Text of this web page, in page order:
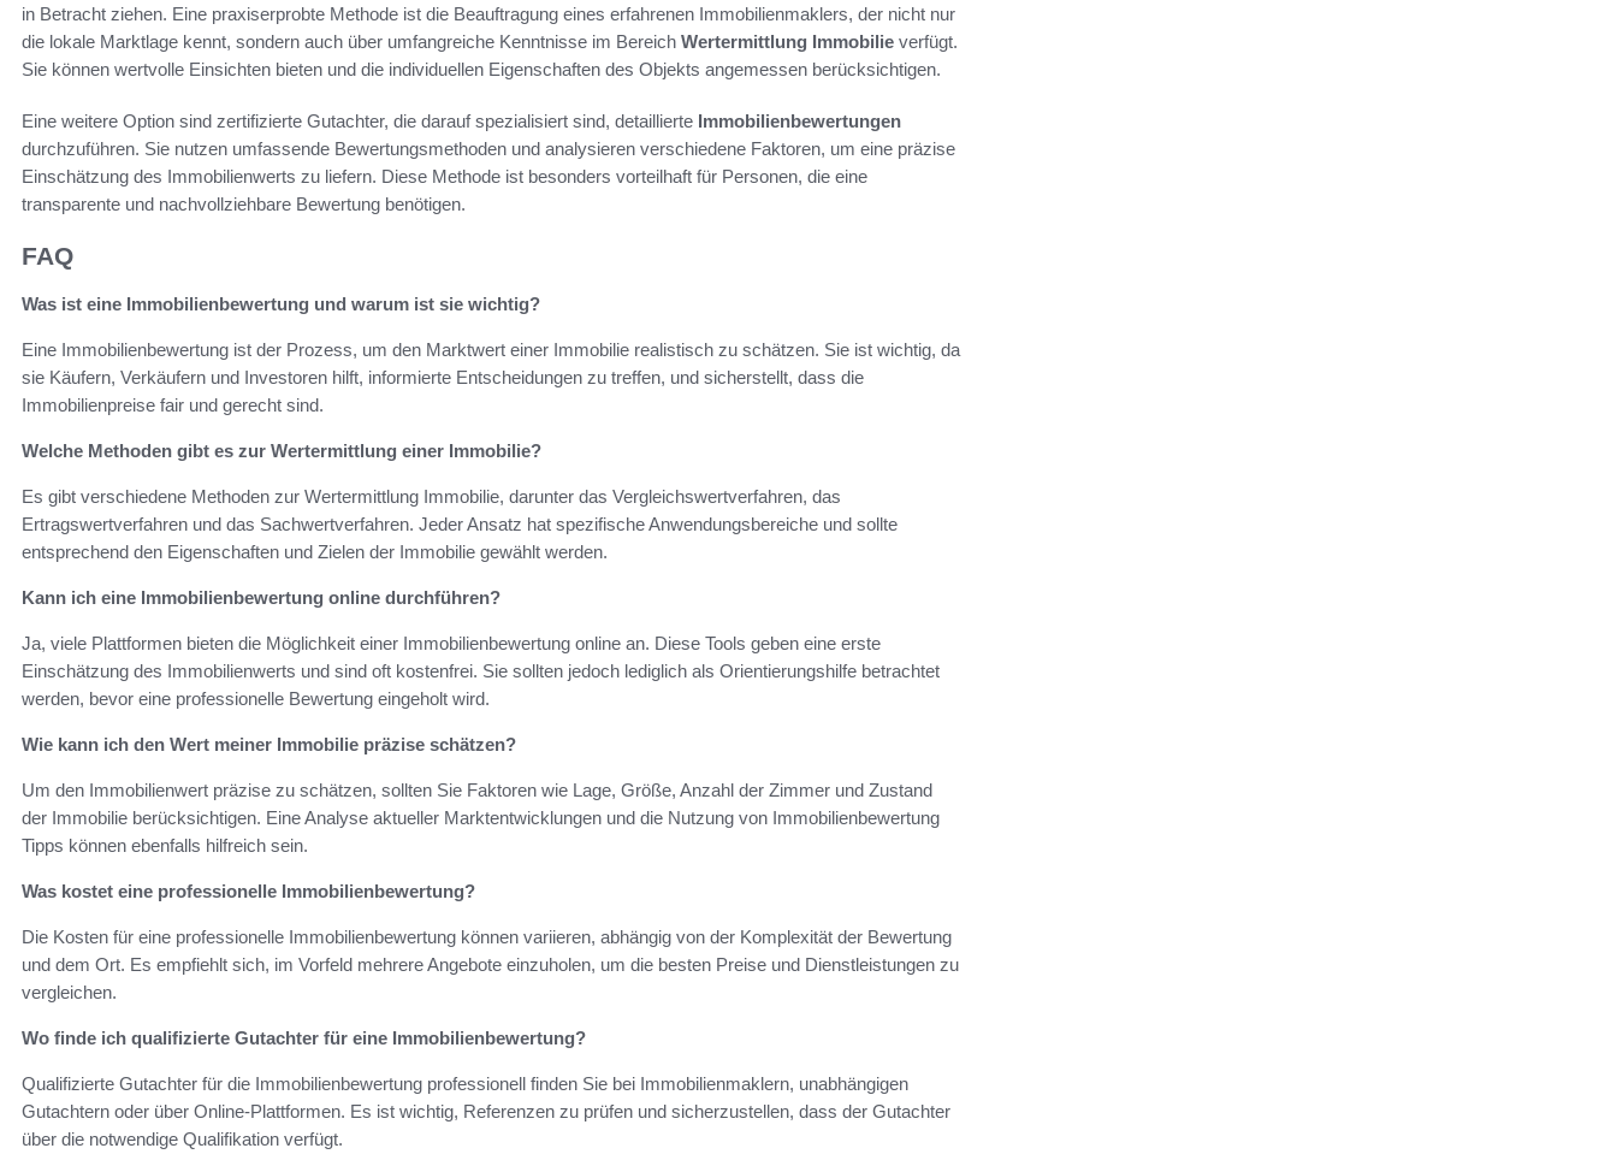
in Betracht ziehen. Eine praxiserprobte Methode ist die Beauftragung eines erfahrenen Immobilienmaklers, der nicht nur
die lokale Marktlage kennt, sondern auch über umfangreiche Kenntnisse im Bereich Wertermittlung Immobilie verfügt.
Sie können wertvolle Einsichten bieten und die individuellen Eigenschaften des Objekts angemessen berücksichtigen.
Eine weitere Option sind zertifizierte Gutachter, die darauf spezialisiert sind, detaillierte Immobilienbewertungen
durchzuführen. Sie nutzen umfassende Bewertungsmethoden und analysieren verschiedene Faktoren, um eine präzise
Einschätzung des Immobilienwerts zu liefern. Diese Methode ist besonders vorteilhaft für Personen, die eine
transparente und nachvollziehbare Bewertung benötigen.
FAQ
Was ist eine Immobilienbewertung und warum ist sie wichtig?
Eine Immobilienbewertung ist der Prozess, um den Marktwert einer Immobilie realistisch zu schätzen. Sie ist wichtig, da
sie Käufern, Verkäufern und Investoren hilft, informierte Entscheidungen zu treffen, und sicherstellt, dass die
Immobilienpreise fair und gerecht sind.
Welche Methoden gibt es zur Wertermittlung einer Immobilie?
Es gibt verschiedene Methoden zur Wertermittlung Immobilie, darunter das Vergleichswertverfahren, das
Ertragswertverfahren und das Sachwertverfahren. Jeder Ansatz hat spezifische Anwendungsbereiche und sollte
entsprechend den Eigenschaften und Zielen der Immobilie gewählt werden.
Kann ich eine Immobilienbewertung online durchführen?
Ja, viele Plattformen bieten die Möglichkeit einer Immobilienbewertung online an. Diese Tools geben eine erste
Einschätzung des Immobilienwerts und sind oft kostenfrei. Sie sollten jedoch lediglich als Orientierungshilfe betrachtet
werden, bevor eine professionelle Bewertung eingeholt wird.
Wie kann ich den Wert meiner Immobilie präzise schätzen?
Um den Immobilienwert präzise zu schätzen, sollten Sie Faktoren wie Lage, Größe, Anzahl der Zimmer und Zustand
der Immobilie berücksichtigen. Eine Analyse aktueller Marktentwicklungen und die Nutzung von Immobilienbewertung
Tipps können ebenfalls hilfreich sein.
Was kostet eine professionelle Immobilienbewertung?
Die Kosten für eine professionelle Immobilienbewertung können variieren, abhängig von der Komplexität der Bewertung
und dem Ort. Es empfiehlt sich, im Vorfeld mehrere Angebote einzuholen, um die besten Preise und Dienstleistungen zu
vergleichen.
Wo finde ich qualifizierte Gutachter für eine Immobilienbewertung?
Qualifizierte Gutachter für die Immobilienbewertung professionell finden Sie bei Immobilienmaklern, unabhängigen
Gutachtern oder über Online-Plattformen. Es ist wichtig, Referenzen zu prüfen und sicherzustellen, dass der Gutachter
über die notwendige Qualifikation verfügt.